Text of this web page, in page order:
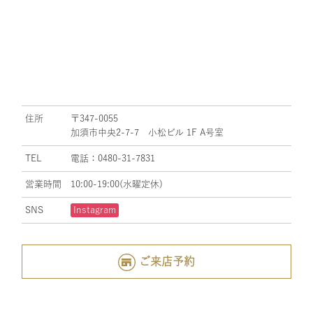
住所
〒347-0055
加須市中央2-7-7 小松ビル 1F A号室
TEL 電話：0480-31-7831
営業時間 10:00-19:00(水曜定休)
SNS Instagram
ご来店予約